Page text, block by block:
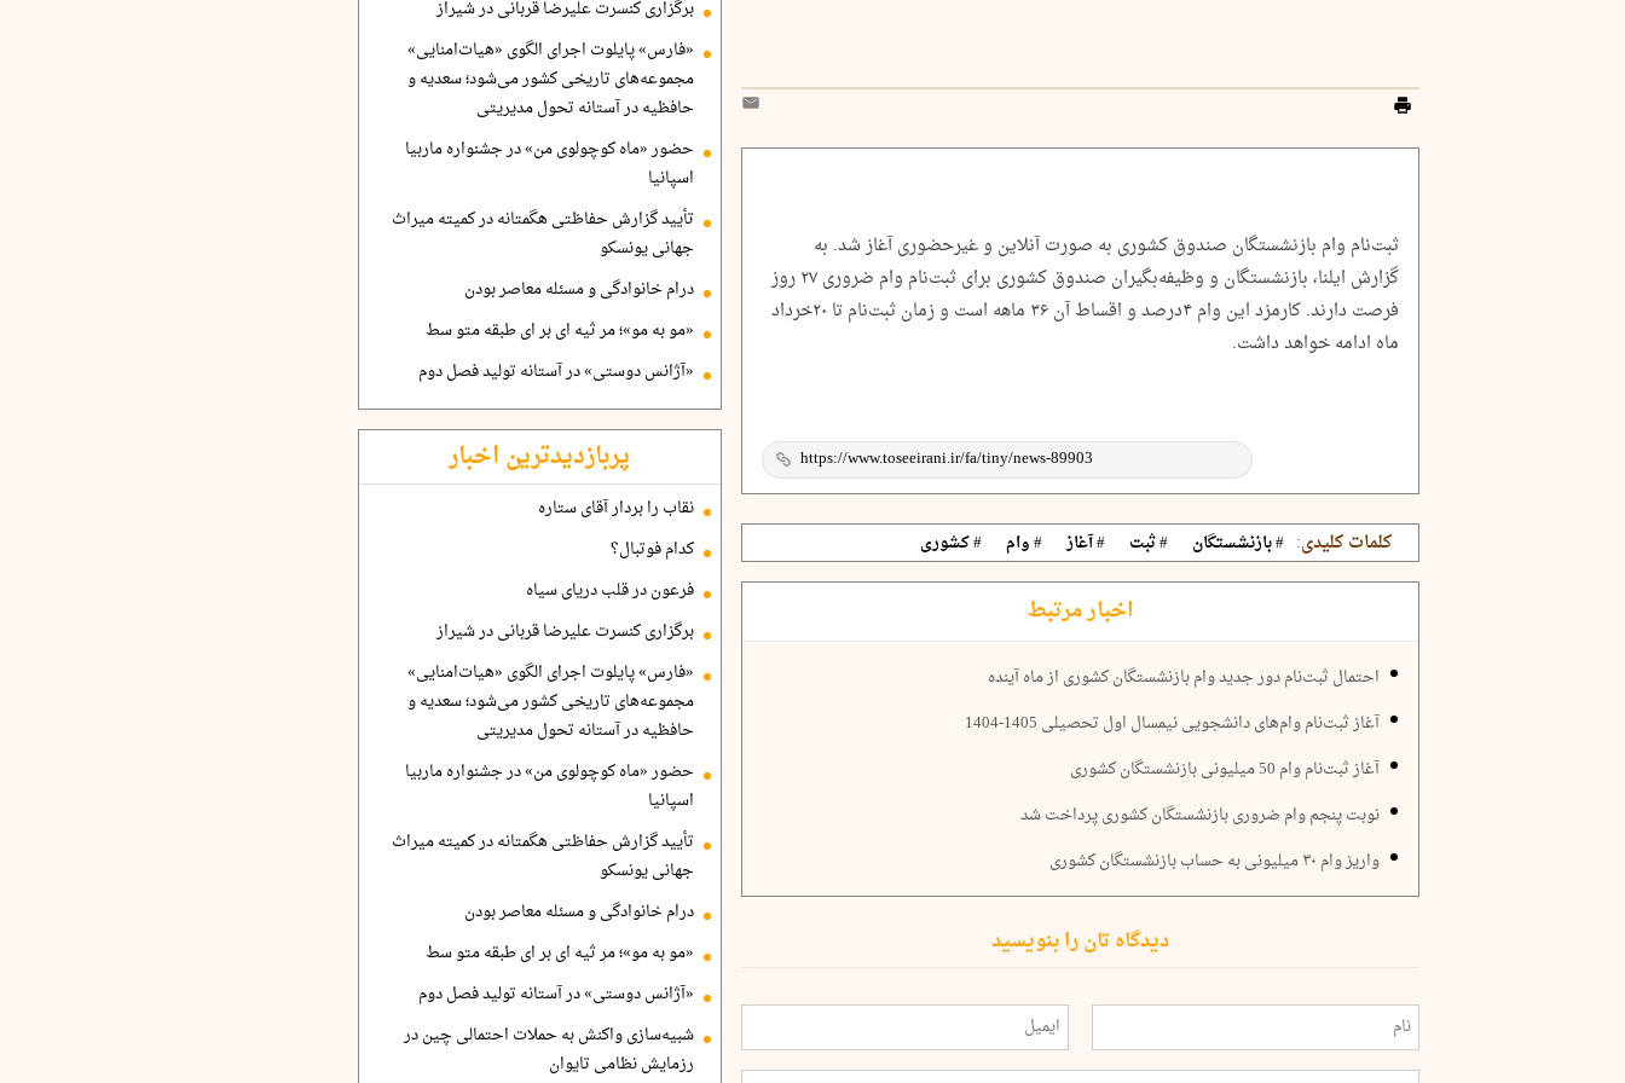
ثبت‌نام وام بازنشستگان صندوق کشوری به صورت آنلاین و غیرحضوری آغاز شد. به
گزارش ایلنا، بازنشستگان و وظیفه‌بگیران صندوق کشوری برای ثبت‌نام وام ضروری ۲۷ روز
فرصت دارند. کارمزد این وام ۴درصد و اقساط آن ۳۶ ماهه است و زمان ثبت‌نام تا ۲۰خرداد
ماه ادامه خواهد داشت.
کلمات کلیدی: # بازنشستگان # ثبت # آغاز # وام # کشوری
اخبار مرتبط
احتمال ثبت‌نام دور جدید وام بازنشستگان کشوری از ماه آینده
آغاز ثبت‌نام وام‌های دانشجویی نیمسال اول تحصیلی 1405-1404
آغاز ثبت‌نام وام 50 میلیونی بازنشستگان کشوری
نوبت پنجم وام ضروری بازنشستگان کشوری پرداخت شد
واریز وام ۳۰ میلیونی به حساب بازنشستگان کشوری
دیدگاه تان را بنویسید
برگزاری کنسرت علیرضا قربانی در شیراز
«فارس» پایلوت اجرای الگوی «هیات‌امنایی»
مجموعه‌های تاریخی کشور می‌شود؛ سعدیه و
حافظیه در آستانه تحول مدیریتی
حضور «ماه کوچولوی من» در جشنواره ماربیا
اسپانیا
تأیید گزارش حفاظتی هگمتانه در کمیته میراث
جهانی یونسکو
درام خانوادگی و مسئله معاصر بودن
«مو به مو»؛ مر ثیه ای بر ای طبقه متو سط
«آژانس دوستی» در آستانه تولید فصل دوم
پربازدیدترین اخبار
نقاب را بردار آقای ستاره
کدام فوتبال؟
فرعون در قلب دریای سیاه
برگزاری کنسرت علیرضا قربانی در شیراز
«فارس» پایلوت اجرای الگوی «هیات‌امنایی»
مجموعه‌های تاریخی کشور می‌شود؛ سعدیه و
حافظیه در آستانه تحول مدیریتی
حضور «ماه کوچولوی من» در جشنواره ماربیا
اسپانیا
تأیید گزارش حفاظتی هگمتانه در کمیته میراث
جهانی یونسکو
درام خانوادگی و مسئله معاصر بودن
«مو به مو»؛ مر ثیه ای بر ای طبقه متو سط
«آژانس دوستی» در آستانه تولید فصل دوم
شبیه‌سازی واکنش به حملات احتمالی چین در
رزمایش نظامی تایوان